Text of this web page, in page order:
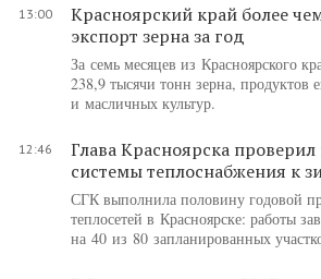
13:00
Красноярский край более
экспорт зерна за год
За семь месяцев из Красноярского
238,9 тысячи тонн зерна, продуктов
и масличных культур.
12:46
Глава Красноярска
системы теплоснабжения к
СГК выполнила половину годовой
теплосетей в Красноярске: работы
на 40 из 80 запланированных